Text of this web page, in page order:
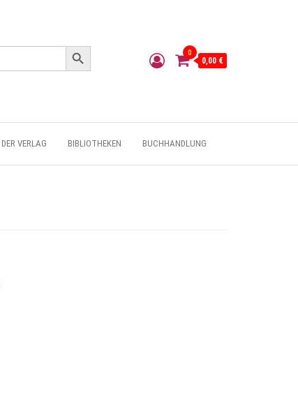
Search Button
0
0,00 €
DER VERLAG BIBLIOTHEKEN BUCHHANDLUNG